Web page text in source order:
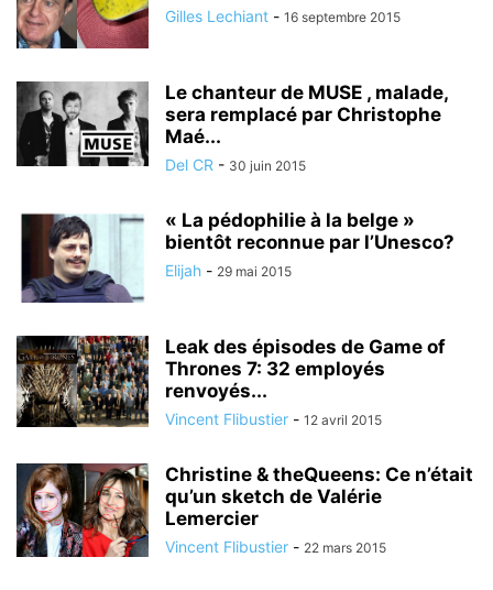
Gilles Lechiant - 16 septembre 2015
Le chanteur de MUSE , malade,
sera remplacé par Christophe
Maé...
Del CR - 30 juin 2015
« La pédophilie à la belge »
bientôt reconnue par l’Unesco?
Elijah - 29 mai 2015
Leak des épisodes de Game of
Thrones 7: 32 employés
renvoyés...
Vincent Flibustier - 12 avril 2015
Christine & theQueens: Ce n’était
qu’un sketch de Valérie
Lemercier
Vincent Flibustier - 22 mars 2015